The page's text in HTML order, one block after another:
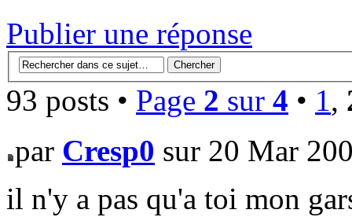
Publier une réponse
93 posts • Page 2 sur 4 • 1,
par Cresp0 sur 20 Mar
il n'y a pas qu'a toi mon